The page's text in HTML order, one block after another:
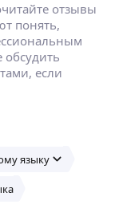
отзывы
понять,
если
языку